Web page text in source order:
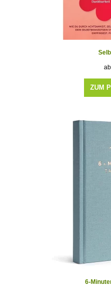
ZUM
6-